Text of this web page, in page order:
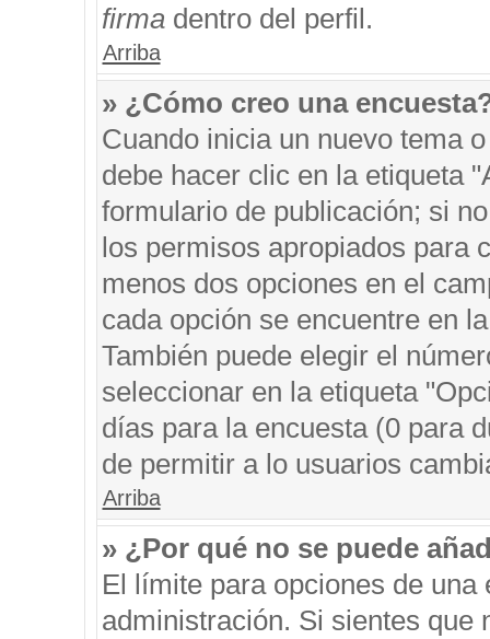
firmadentro del perfil.
Arriba
» ¿Cómo creo una
Cuando inicia un nuevo tema
debe hacer clic en la etiqueta
formulario de publicación; si
los permisos apropiados para
menos dos opciones en el
cada opción se encuentre en
También puede elegir el
seleccionar en la etiqueta
días para la encuesta (0 para
de permitir a lo usuarios
Arriba
» ¿Por qué no se puede
El límite para opciones de una
administración. Si sientes que